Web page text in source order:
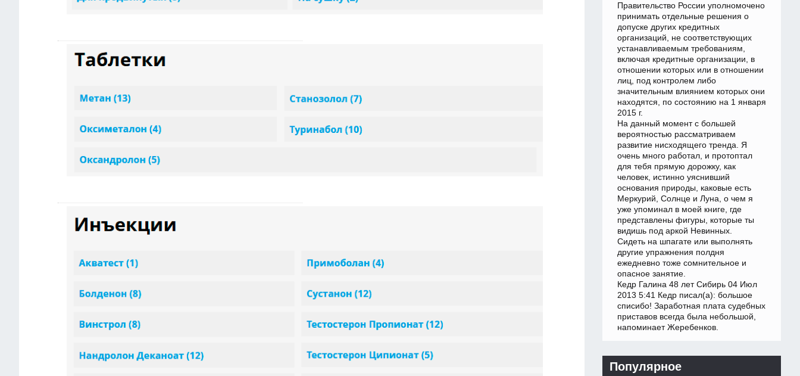
Правительство России уполномочено
принимать отдельные решения о
допуске других кредитных
организаций, не соответствующих
устанавливаемым требованиям,
включая кредитные организации, в
отношении которых или в отношении
лиц, под контролем либо
значительным влиянием которых они
находятся, по состоянию на 1 января
2015 г.
На данный момент с большей
вероятностью рассматриваем
развитие нисходящего тренда. Я
очень много работал, и протоптал
для тебя прямую дорожку, как
человек, истинно уяснивший
основания природы, каковые есть
Меркурий, Солнце и Луна, о чем я
уже упоминал в моей книге, где
представлены фигуры, которые ты
видишь под аркой Невинных.
Сидеть на шпагате или выполнять
другие упражнения полдня
ежедневно тоже сомнительное и
опасное занятие.
Кедр Галина 48 лет Сибирь 04 Июл
2013 5:41 Кедр писал(а): большое
списибо! Заработная плата судебных
приставов всегда была небольшой,
напоминает Жеребенков.
Популярное